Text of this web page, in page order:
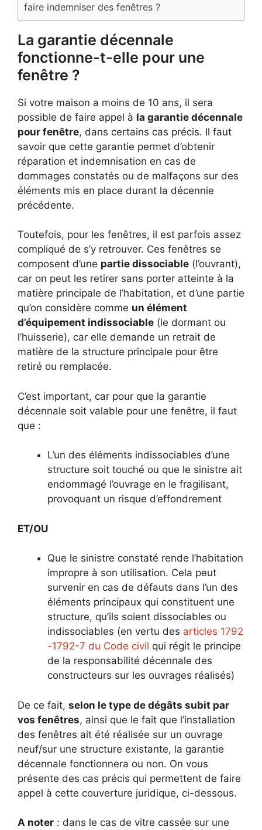
faire indemniser des fenêtres ?
La garantie décennale
fonctionne-t-elle pour une
fenêtre ?
Si votre maison a moins de 10 ans, il sera
possible de faire appel à la garantie décennale
pour fenêtre, dans certains cas précis. Il faut
savoir que cette garantie permet d’obtenir
réparation et indemnisation en cas de
dommages constatés ou de malfaçons sur des
éléments mis en place durant la décennie
précédente.
Toutefois, pour les fenêtres, il est parfois assez
compliqué de s’y retrouver. Ces fenêtres se
composent d’une partie dissociable (l’ouvrant),
car on peut les retirer sans porter atteinte à la
matière principale de l’habitation, et d’une partie
qu’on considère comme un élément
d’équipement indissociable (le dormant ou
l’huisserie), car elle demande un retrait de
matière de la structure principale pour être
retiré ou remplacée.
C’est important, car pour que la garantie
décennale soit valable pour une fenêtre, il faut
que :
L’un des éléments indissociables d’une
structure soit touché ou que le sinistre ait
endommagé l’ouvrage en le fragilisant,
provoquant un risque d’effondrement
ET/OU
Que le sinistre constaté rende l’habitation
impropre à son utilisation. Cela peut
survenir en cas de défauts dans l’un des
éléments principaux qui constituent une
structure, qu’ils soient dissociables ou
indissociables (en vertu des articles 1792
-1792-7 du Code civil qui régit le principe
de la responsabilité décennale des
constructeurs sur les ouvrages réalisés)
De ce fait, selon le type de dégâts subit par
vos fenêtres, ainsi que le fait que l’installation
des fenêtres ait été réalisée sur un ouvrage
neuf/sur une structure existante, la garantie
décennale fonctionnera ou non. On vous
présente des cas précis qui permettent de faire
appel à cette couverture juridique, ci-dessous.
A noter : dans le cas de vitre cassée sur une